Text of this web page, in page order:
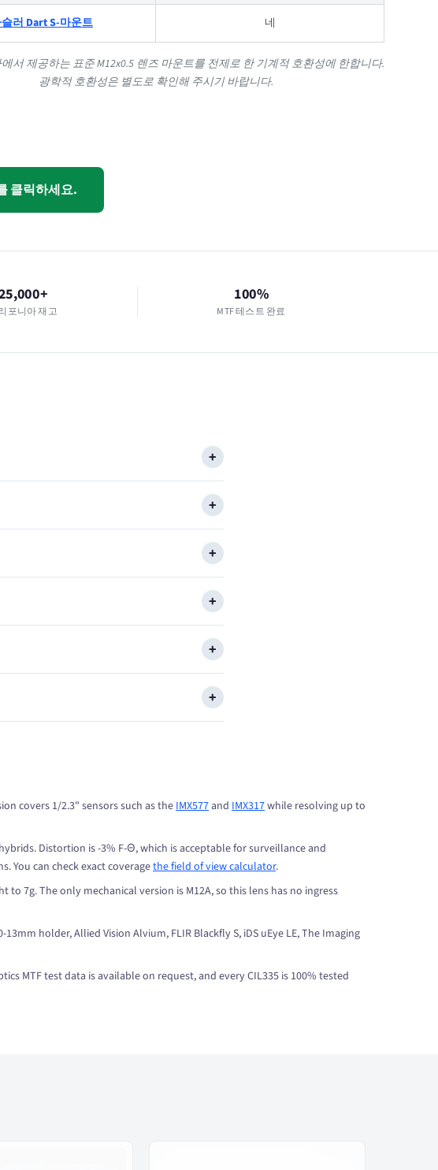
러 Dart S-마운트 네
서 제공하는 표준 M12x0.5 렌즈 마운트를 전제로 한 기계적 호환성에 한합니다.
광학적 호환성은 별도로 확인해 주시기 바랍니다.
클릭하세요.
포니아 재고
100%
MTF 테스트 완료
covers 1/2.3" sensors such as theIMX577and IMX317while resolving up to
Distortion is -3% F-Θ, which is acceptable for surveillance and
You can check exact coveragethe field of view calculator.
7g. The only mechanical version is M12A, so this lens has no ingress
holder, Allied Vision Alvium, FLIR Blackfly S, iDS uEye LE, The Imaging
MTF test data is available on request, and every CIL335 is 100% tested